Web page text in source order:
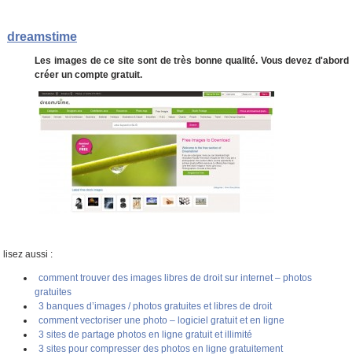
dreamstime
Les images de ce site sont de très bonne qualité. Vous devez d'abord
créer un compte gratuit.
lisez aussi :
comment trouver des images libres de droit sur internet – photos
gratuites
3 banques d’images / photos gratuites et libres de droit
comment vectoriser une photo – logiciel gratuit et en ligne
3 sites de partage photos en ligne gratuit et illimité
3 sites pour compresser des photos en ligne gratuitement